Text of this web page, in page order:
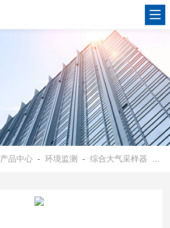
产品中心 -环境监测 -综合大气采样器